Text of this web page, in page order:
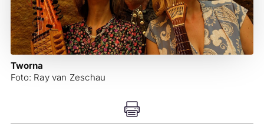
Tworna
Foto: Ray van Zeschau
